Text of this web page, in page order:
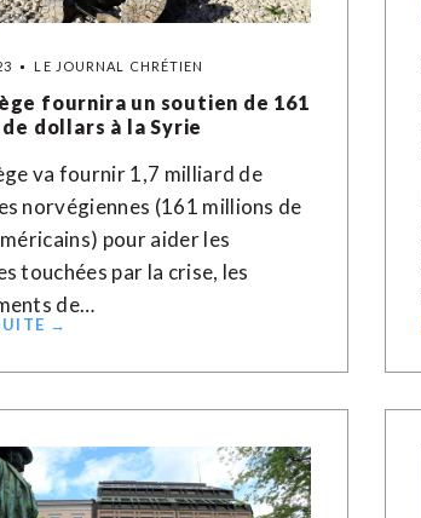
LE JOURNAL CHRÉTIEN
fournira un soutien de 161
dollars à la Syrie
va fournir 1,7 milliard de
norvégiennes (161 millions de
pour aider les
touchées par la crise, les
de…
→